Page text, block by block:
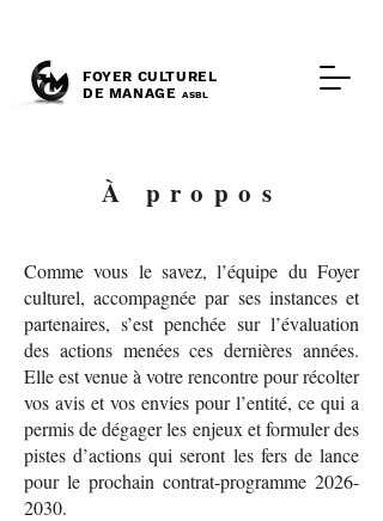
FOYER CULTUREL
DE MANAGE ASBL
À propos
Comme vous le savez, l’équipe du Foyer
culturel, accompagnée par ses instances et
partenaires, s’est penchée sur l’évaluation
des actions menées ces dernières années.
Elle est venue à votre rencontre pour récolter
vos avis et vos envies pour l’entité, ce qui a
permis de dégager les enjeux et formuler des
pistes d’actions qui seront les fers de lance
pour le prochain contrat-programme 2026-
2030.